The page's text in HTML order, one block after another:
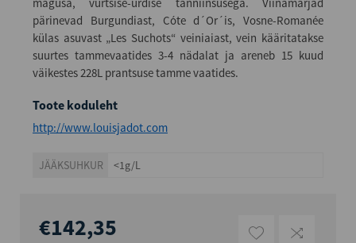
pärinevad Burgundiast, Cóte d´Or´is, Vosne-Romanée
külas asuvast „Les Suchots“ veiniaiast, vein kääritatakse
suurtes tammevaatides 3-4 nädalat ja areneb 15 kuud
väikestes 228L prantsuse tamme vaatides.
Toote koduleht
http://www.louisjadot.com
JÄÄKSUHKUR <1g/L
€142,35